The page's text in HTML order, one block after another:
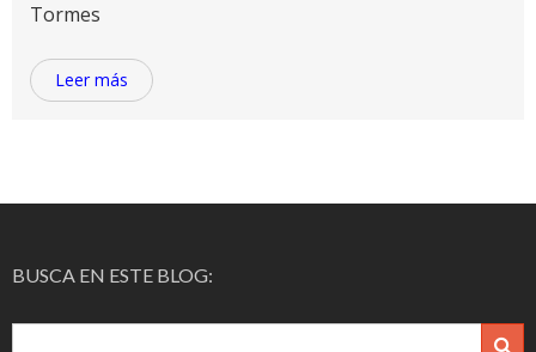
Tormes
Leer más
BUSCA EN ESTE BLOG: